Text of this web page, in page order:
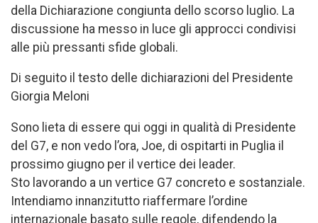
della Dichiarazione congiunta dello scorso luglio. La
discussione ha messo in luce gli approcci condivisi
alle più pressanti sfide globali.
Di seguito il testo delle dichiarazioni del Presidente
Giorgia Meloni
Sono lieta di essere qui oggi in qualità di Presidente
del G7, e non vedo l’ora, Joe, di ospitarti in Puglia il
prossimo giugno per il vertice dei leader.
Sto lavorando a un vertice G7 concreto e sostanziale.
Intendiamo innanzitutto riaffermare l’ordine
internazionale basato sulle regole, difendendo la